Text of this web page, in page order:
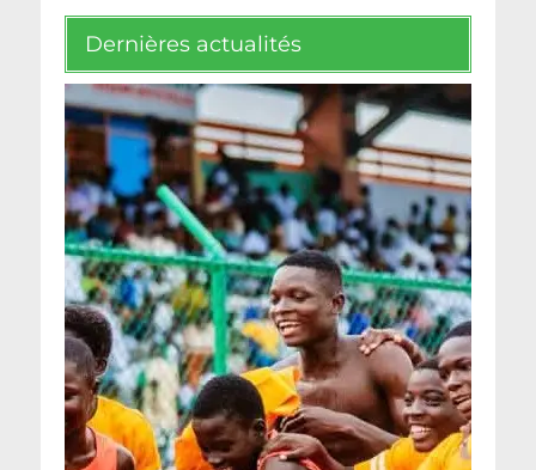
Dernières actualités